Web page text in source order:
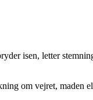
isen, letter
om vejret,